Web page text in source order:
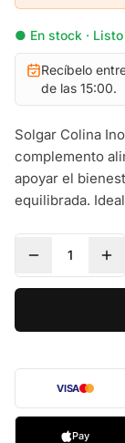
● En stock ·
Recíbelo
de las 15:00.
Solgar Colina
complemento
apoyar el
equilibrada.
1
VISA
Pay